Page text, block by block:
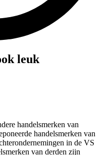
leuk
handelsmerken van
handelsmerken van
in de VS
van derden zijn